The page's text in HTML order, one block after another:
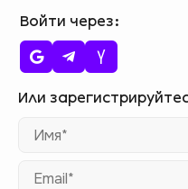
Войти через